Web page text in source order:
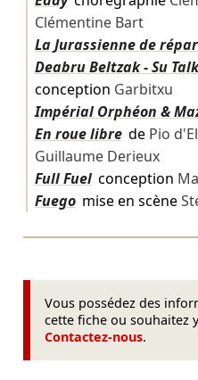
Clémentine Bart
La Jurassienne de
Deabru Beltzak - Su
conception Garbitxu
Impérial Orphéon &
En roue librede Pio
Guillaume Derieux
Full Fuelconception
Fuegomise en scène
Vous possédez des
cette fiche ou souhaitez
Contactez-nous.